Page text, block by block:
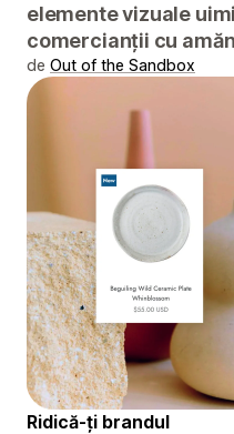
elemente vizuale
comercianții cu
de Out of the Sandbox
Ridică-ți brandul